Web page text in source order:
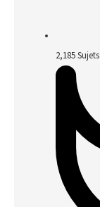
2,185Sujets